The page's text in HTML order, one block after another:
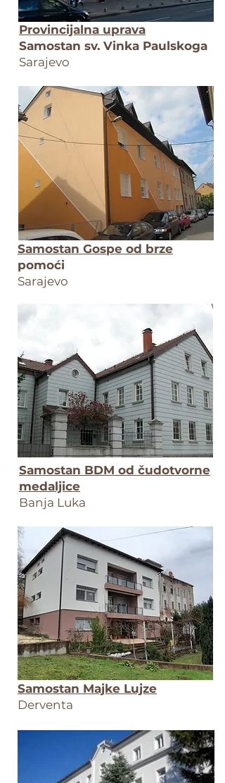
Provincijalna uprava
Samostan sv. Vinka Paulskoga
Sarajevo
Samostan Gospe od brze
pomoći
Sarajevo
Samostan BDM od čudotvorne
medaljice
Banja Luka
Samostan Majke Lujze
Derventa